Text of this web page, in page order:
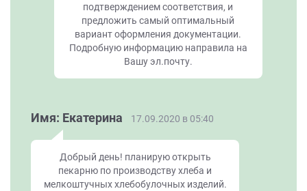
подтверждением соответствия, и
предложить самый оптимальный
вариант оформления документации.
Подробную информацию направила на
Вашу эл.почту.
Имя: Екатерина 17.09.2020 в 05:40
Добрый день! планирую открыть
пекарню по производству хлеба и
мелкоштучных хлебобулочных изделий.